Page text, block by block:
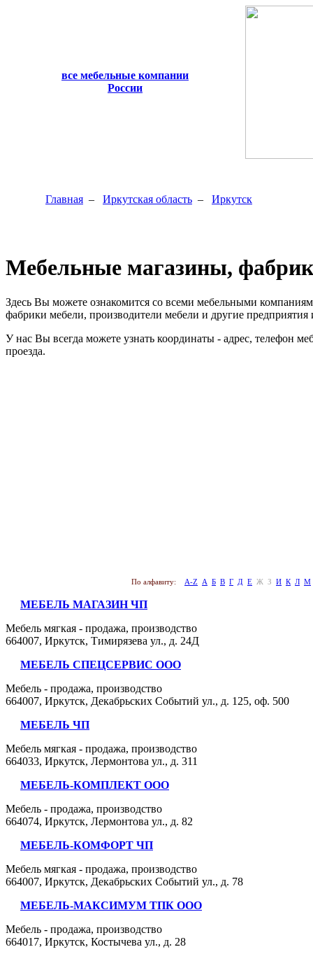
все мебельные компании
России
Главная – Иркутская область – Иркутск
Мебельные магазины,
Здесь Вы можете ознакомится со всеми мебельными
фабрики мебели, производители мебели и другие предприятия
У нас Вы всегда можете узнать координаты - адрес, телефон
проезда.
По алфавиту: A-Z А Б В Г Д Е Ж З И К Л М
МЕБЕЛЬ МАГАЗИН ЧП
Мебель мягкая - продажа, производство
664007, Иркутск, Тимирязева ул., д. 24Д
МЕБЕЛЬ СПЕЦСЕРВИС ООО
Мебель - продажа, производство
664007, Иркутск, Декабрьских Событий ул., д. 125, оф. 500
МЕБЕЛЬ ЧП
Мебель мягкая - продажа, производство
664033, Иркутск, Лермонтова ул., д. 311
МЕБЕЛЬ-КОМПЛЕКТ ООО
Мебель - продажа, производство
664074, Иркутск, Лермонтова ул., д. 82
МЕБЕЛЬ-КОМФОРТ ЧП
Мебель мягкая - продажа, производство
664007, Иркутск, Декабрьских Событий ул., д. 78
МЕБЕЛЬ-МАКСИМУМ ТПК ООО
Мебель - продажа, производство
664017, Иркутск, Костычева ул., д. 28